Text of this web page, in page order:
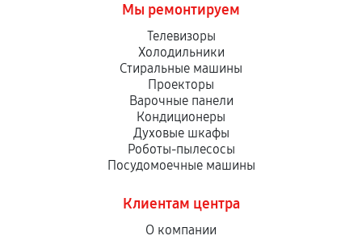
Мы ремонтируем
Телевизоры
Холодильники
Стиральные машины
Проекторы
Варочные панели
Кондиционеры
Духовые шкафы
Роботы-пылесосы
Посудомоечные машины
Клиентам центра
О компании